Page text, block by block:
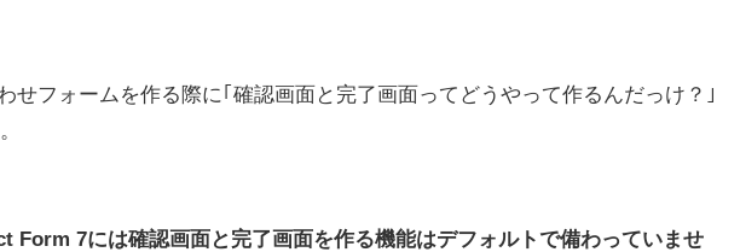
せフォームを作る際に｢確認画面と完了画面ってどうやって作るんだっけ？｣
Form 7には確認画面と完了画面を作る機能はデフォルトで備わっていませ